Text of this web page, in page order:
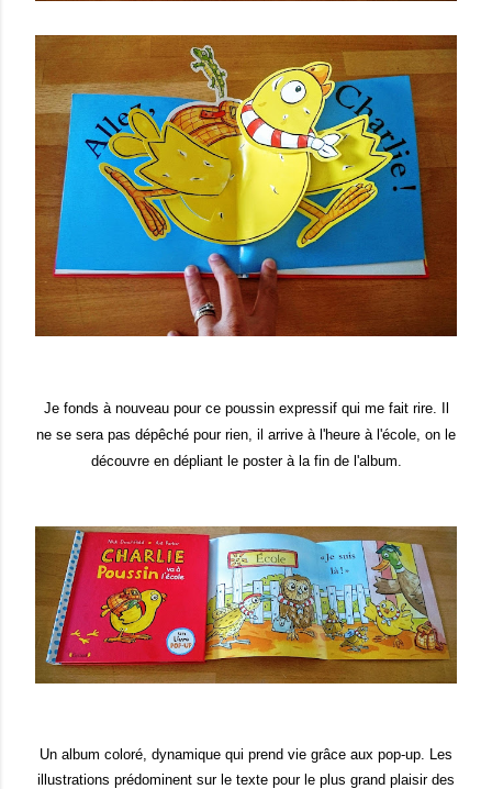
Je fonds à nouveau pour ce poussin expressif qui me fait rire. Il
ne se sera pas dépêché pour rien, il arrive à l'heure à l'école, on le
découvre en dépliant le poster à la fin de l'album.
Un album coloré, dynamique qui prend vie grâce aux pop-up. Les
illustrations prédominent sur le texte pour le plus grand plaisir des